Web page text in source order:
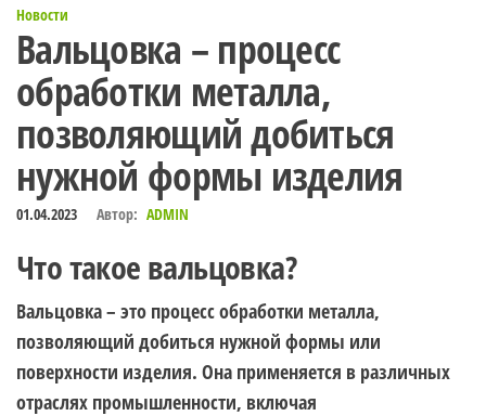
Новости
Вальцовка – процесс
обработки металла,
позволяющий добиться
нужной формы изделия
01.04.2023 Автор: ADMIN
Что такое вальцовка?
Вальцовка – это процесс обработки металла,
позволяющий добиться нужной формы или
поверхности изделия. Она применяется в различных
отраслях промышленности, включая